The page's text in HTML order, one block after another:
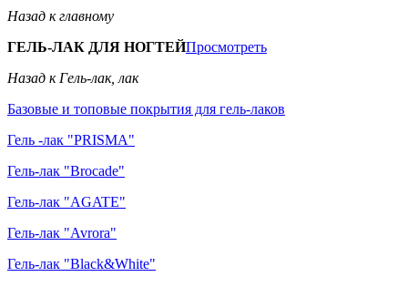
Назад к главному
ГЕЛЬ-ЛАК ДЛЯ НОГТЕЙПросмотреть
Назад к Гель-лак, лак
Базовые и топовые покрытия для гель-лаков
Гель -лак "PRISMA"
Гель-лак "Brocade"
Гель-лак "AGATE"
Гель-лак "Avrora"
Гель-лак "Black&White"